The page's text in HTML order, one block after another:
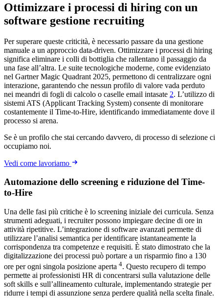
Ottimizzare i processi di hiring con un
software gestione recruiting
Per superare queste criticità, è necessario passare da una gestione
manuale a un approccio data-driven. Ottimizzare i processi di hiring
significa eliminare i colli di bottiglia che rallentano il passaggio da
una fase all’altra. Le suite tecnologiche moderne, come evidenziato
nel Gartner Magic Quadrant 2025, permettono di centralizzare ogni
interazione, garantendo che nessun profilo di valore vada perduto
nei meandri di fogli di calcolo o caselle email intasate 2. L’utilizzo di
sistemi ATS (Applicant Tracking System) consente di monitorare
costantemente il Time-to-Hire, identificando immediatamente dove il
processo si arena.
Se è un profilo che stai cercando davvero, di processo di selezione ci
occupiamo noi.
Vedi come lavoriamo
Automazione dello screening e riduzione del Time-
to-Hire
Una delle fasi più critiche è lo screening iniziale dei curricula. Senza
strumenti adeguati, i recruiter possono impiegare decine di ore in
attività ripetitive. L’integrazione di software avanzati permette di
utilizzare l’analisi semantica per identificare istantaneamente la
corrispondenza tra competenze e requisiti. È stato dimostrato che la
digitalizzazione dei processi può portare a un risparmio fino a 130
ore per ogni singola posizione aperta 4. Questo recupero di tempo
permette ai professionisti HR di concentrarsi sulla valutazione delle
soft skills e sull’allineamento culturale, implementando strategie per
ridurre i tempi di assunzione senza perdere qualità nella scelta finale.